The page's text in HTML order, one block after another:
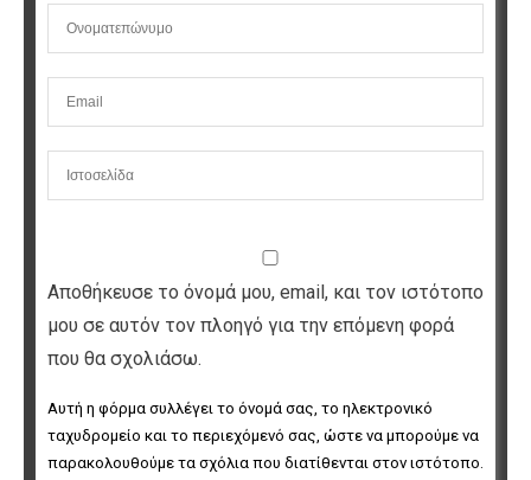
Αποθήκευσε το όνομά μου, email, και τον ιστότοπο
μου σε αυτόν τον πλοηγό για την επόμενη φορά
που θα σχολιάσω.
Αυτή η φόρμα συλλέγει το όνομά σας, το ηλεκτρονικό
ταχυδρομείο και το περιεχόμενό σας, ώστε να μπορούμε να
παρακολουθούμε τα σχόλια που διατίθενται στον ιστότοπο.